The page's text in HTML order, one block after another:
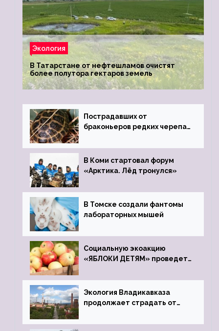
Экология
В Татарстане от нефтешламов очистят
более полутора гектаров земель
Пострадавших от
браконьеров редких черепах
зоопарк
В Коми стартовал форум
«Арктика. Лёд тронулся»
В Томске создали фантомы
лабораторных мышей
Социальную экоакцию
«ЯБЛОКИ ДЕТЯМ» проведет
Экология Владикавказа
продолжает страдать от